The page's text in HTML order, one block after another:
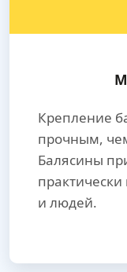
Крепление
прочным,
Балясины
и людей.